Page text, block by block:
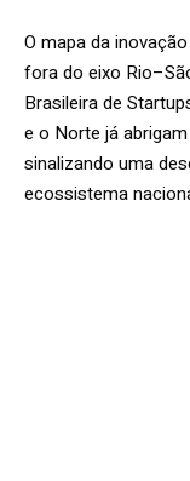
O mapa da
fora do eixo
Brasileira de
e o Norte já
sinalizando uma
ecossistema